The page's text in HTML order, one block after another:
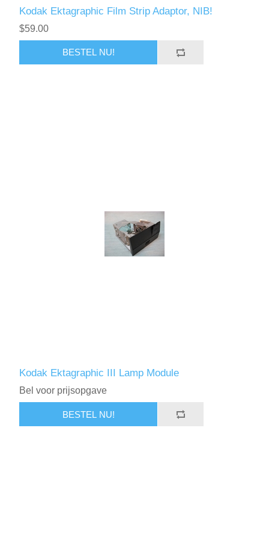
Kodak Ektagraphic Film Strip Adaptor, NIB!
$59.00
BESTEL NU!
Kodak Ektagraphic III Lamp Module
Bel voor prijsopgave
BESTEL NU!